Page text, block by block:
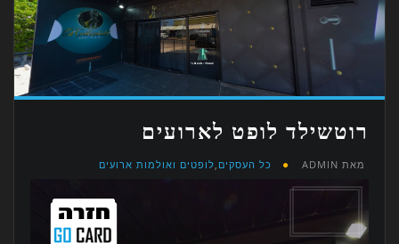
רוטשילד לופט לארועים
מאת ADMIN כל העסקים לופטים ואולמות ארועים